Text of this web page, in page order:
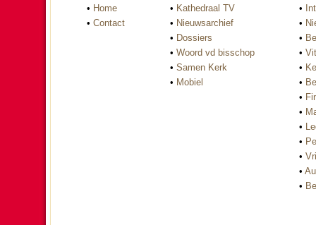
• Home
• Contact
• Kathedraal TV
• Nieuwsarchief
• Dossiers
• Woord vd bisschop
• Samen Kerk
• Mobiel
•
•
•
•
•
•
•
•
•
•
•
•
•